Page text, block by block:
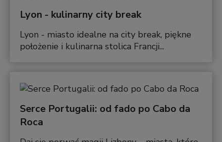
Lyon - kulinarny city break
Lyon - miasto idealne na city break, piękne
położenie i kulinarna stolica Francji...
Serce Portugalii: od fado po Cabo da
Roca